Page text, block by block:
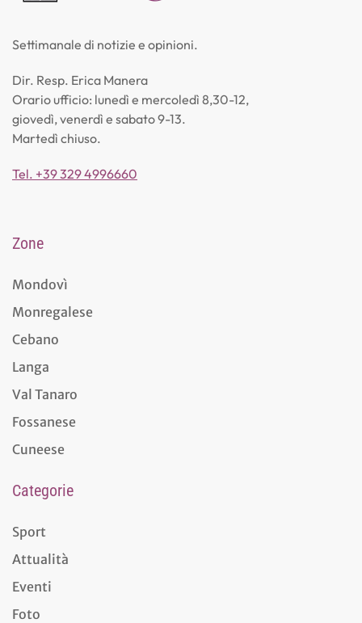
Settimanale di notizie e opinioni.
Dir. Resp. Erica Manera
Orario ufficio: lunedì e mercoledì 8,30-12,
giovedì, venerdì e sabato 9-13.
Martedì chiuso.
Tel. +39 329 4996660
Zone
Mondovì
Monregalese
Cebano
Langa
Val Tanaro
Fossanese
Cuneese
Categorie
Sport
Attualità
Eventi
Foto